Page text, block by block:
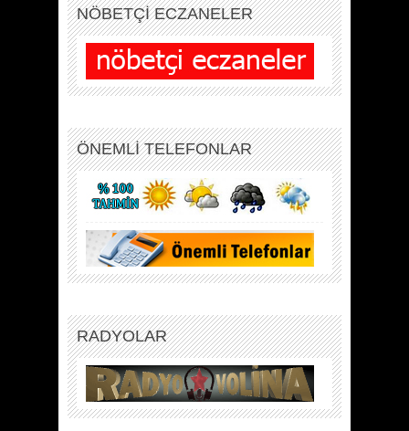
NÖBETÇİ ECZANELER
ÖNEMLİ TELEFONLAR
RADYOLAR